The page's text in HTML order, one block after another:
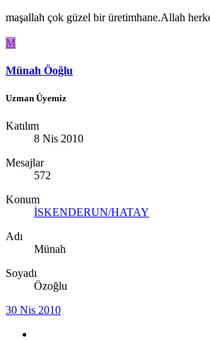
maşallah çok güzel bir üretimhane.Allah
M
Münah Öoğlu
Uzman Üyemiz
Katılım
8 Nis 2010
Mesajlar
572
Konum
İSKENDERUN/HATAY
Adı
Münah
Soyadı
Özoğlu
30 Nis 2010